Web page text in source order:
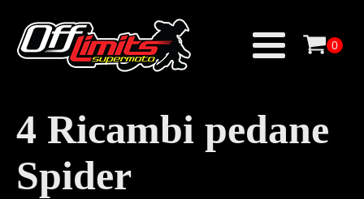
4 Ricambi pedane
Spider